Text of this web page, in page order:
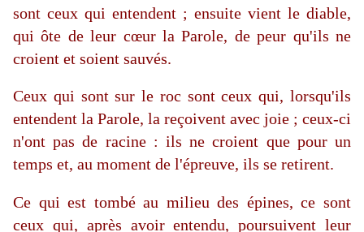
sont ceux qui entendent ; ensuite vient le diable,
qui ôte de leur cœur la Parole, de peur qu'ils ne
croient et soient sauvés.
Ceux qui sont sur le roc sont ceux qui, lorsqu'ils
entendent la Parole, la reçoivent avec joie ; ceux-ci
n'ont pas de racine : ils ne croient que pour un
temps et, au moment de l'épreuve, ils se retirent.
Ce qui est tombé au milieu des épines, ce sont
ceux qui, après avoir entendu, poursuivent leur